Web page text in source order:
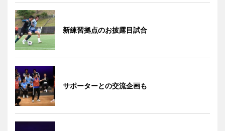
新練習拠点のお披露目試合
サポーターとの交流企画も